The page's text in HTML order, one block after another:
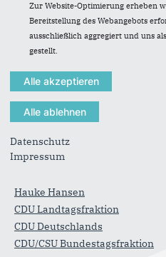
Fußbereich
Anschrift
CDU-Kreisverband Neumünster
Großflecken 54
24534Neumünster
Telefon:04321 / 9964-0
E-Mail:info@cdu-nms.de
Im Web
Hauke Hansen
CDU Landtagsfraktion
CDU Deutschlands
CDU/CSU Bundestagsfraktion
Zur Website-Optimierung erheben
Bereitstellung des Webangebots
ausschließlich aggregiert und uns
gestellt.
Datenschutz
Impressum